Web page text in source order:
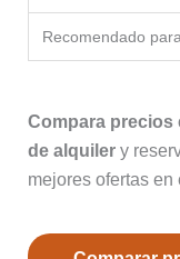
Recomendado para
Compara precios
de alquilery
mejores ofertas